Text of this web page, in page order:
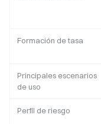
Formación de tasa
Principales escenarios
de uso
Perfil de riesgo